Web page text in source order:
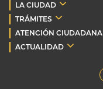
LA CIUDAD
TRÁMITES
ATENCIÓN CIUDADANA
ACTUALIDAD